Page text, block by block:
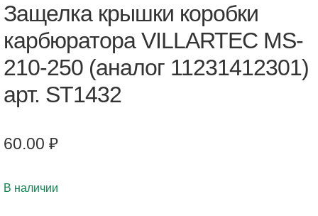
Защелка крышки коробки
карбюратора VILLARTEC MS-
210-250 (аналог 11231412301)
арт. ST1432
60.00 ₽
В наличии